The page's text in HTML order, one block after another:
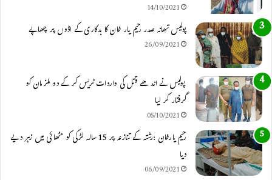
m
14/10/2021
پولیس تھانہ صدر رحیم یار خان کا بدکاری کے اڈوں پر چھاپے
26/09/2021
پولیس نے اندھے قتل کی واردات ٹریس کر کے دو ملزمان کو
گرفتار کر لیا
05/10/2021
رحیم یارخان :رشتہ کے تنازعہ پر 15 سالہ لڑکی کو مٹھائی میں زہر دیے
دیا
06/09/2021